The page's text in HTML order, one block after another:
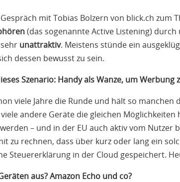
mit Tobias Bolzern von blick.ch zum
(das sogenannte Active Listening)
unattraktiv. Meistens stünde ein
dessen bewusst zu sein.
Szenario: Handy als Wanze, um Werbung
viele Jahre die Runde und hält so
andere Geräte die gleichen
– und in der EU auch aktiv vom
zu rechnen, dass über kurz oder lang ein
Steuererklärung in der Cloud gespeichert.
aus? Amazon Echo und co?